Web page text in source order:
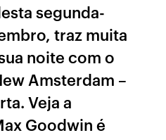
segunda-
traz muita
noite com o
Amsterdam –
Veja a
Goodwin é